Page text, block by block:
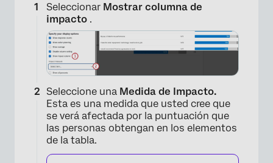
Seleccionar Mostrar columna de
impacto .
Seleccione una Medida de Impacto.
Esta es una medida que usted cree que
se verá afectada por la puntuación que
las personas obtengan en los elementos
de la tabla.